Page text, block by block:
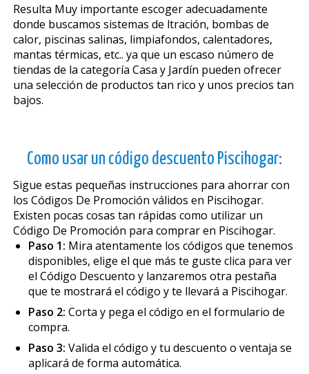
Resulta Muy importante escoger adecuadamente
donde buscamos sistemas de filtración, bombas de
calor, piscinas salinas, limpiafondos, calentadores,
mantas térmicas, etc.. ya que un escaso número de
tiendas de la categoría Casa y Jardín pueden ofrecer
una selección de productos tan rico y unos precios tan
bajos.
Como usar un código descuento Piscihogar:
Sigue estas pequeñas instrucciones para ahorrar con
los Códigos De Promoción válidos en Piscihogar.
Existen pocas cosas tan rápidas como utilizar un
Código De Promoción para comprar en Piscihogar.
Paso 1: Mira atentamente los códigos que tenemos
disponibles, elige el que más te guste clica para ver
el Código Descuento y lanzaremos otra pestaña
que te mostrará el código y te llevará a Piscihogar.
Paso 2: Corta y pega el código en el formulario de
compra.
Paso 3: Valida el código y tu descuento o ventaja se
aplicará de forma automática.